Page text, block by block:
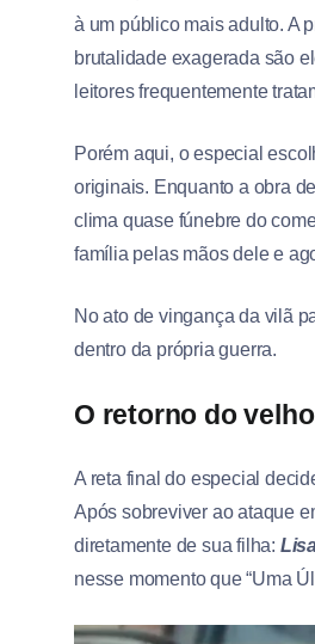
à um público mais adulto. A
brutalidade exagerada são
leitores frequentemente
Porém aqui, o especial
originais. Enquanto a obra
clima quase fúnebre do
família pelas mãos dele e
No ato de vingança da vilã
dentro da própria guerra.
O retorno do
A reta final do especial
Após sobreviver ao ataque
diretamente de sua filha:
nesse momento que “Uma